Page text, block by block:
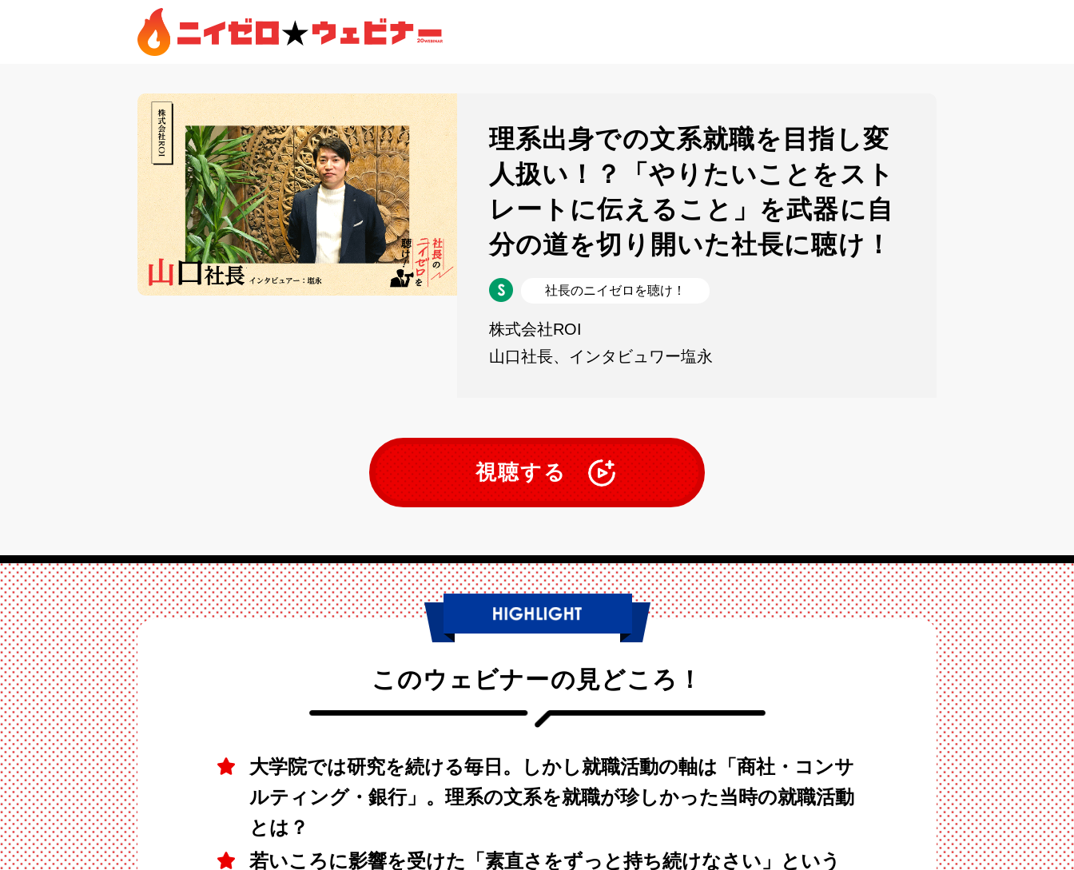
理系出身での文系就職を目指し変
人扱い！？「やりたいことをスト
レートに伝えること」を武器に自
分の道を切り開いた社長に聴け！
社長のニイゼロを聴け！
株式会社ROI
山口社長、インタビュワー塩永
視聴する
このウェビナーの見どころ！
大学院では研究を続ける毎日。しかし就職活動の軸は「商社・コンサ
ルティング・銀行」。理系の文系を就職が珍しかった当時の就職活動
とは？
若いころに影響を受けた「素直さをずっと持ち続けなさい」という